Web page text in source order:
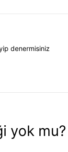
denermisiniz
yok mu?